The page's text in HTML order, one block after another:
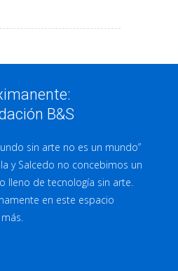
B&S
sin arte no es un mundo”
y Salcedo no concebimos un
lleno de tecnología sin arte.
en este espacio